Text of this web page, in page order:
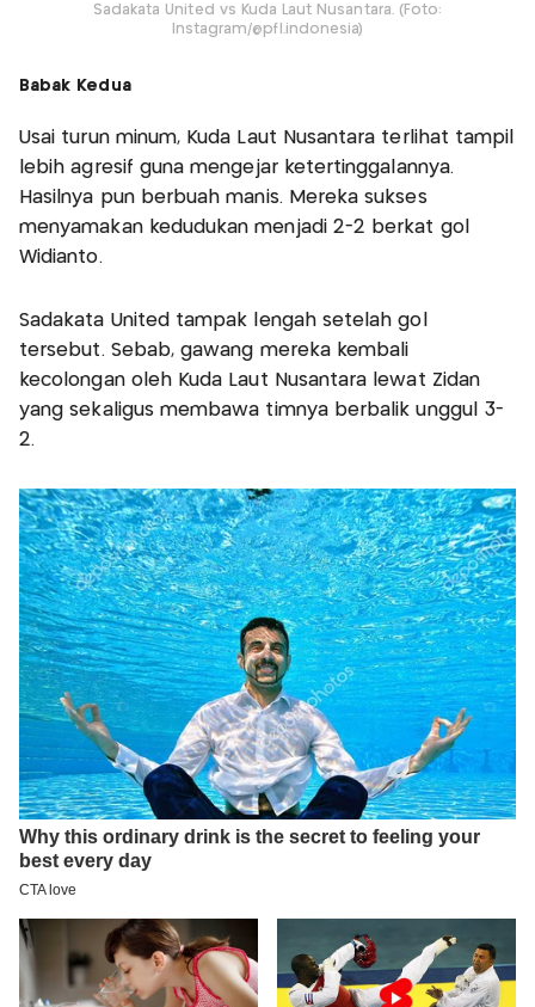
Sadakata United vs Kuda Laut Nusantara. (Foto:
Instagram/@pfl.indonesia)
Babak Kedua
Usai turun minum, Kuda Laut Nusantara terlihat tampil
lebih agresif guna mengejar ketertinggalannya.
Hasilnya pun berbuah manis. Mereka sukses
menyamakan kedudukan menjadi 2-2 berkat gol
Widianto.
Sadakata United tampak lengah setelah gol
tersebut. Sebab, gawang mereka kembali
kecolongan oleh Kuda Laut Nusantara lewat Zidan
yang sekaligus membawa timnya berbalik unggul 3-
2.